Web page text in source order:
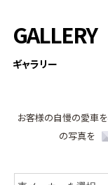
GALLERY
ギャラリー
お客様の自慢の愛車を
の写真を